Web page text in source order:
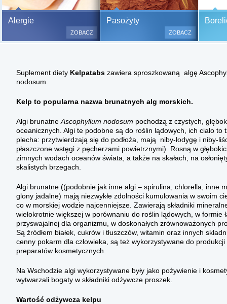
Alergie
Bezbolesne testy alergiczne
500 alergenów oraz zabiegi
odczulające.
bardzo ważne w przypadku
ZOBACZ
Pasożyty
ZOBACZ
Suplement diety Kelpatabs zawiera sproszkowaną algę
nodosum.
Kelp to popularna nazwa brunatnych alg morskich.
Algi brunatne Ascophyllum nodosum pochodzą z czystych,
oceanicznych. Algi te podobne są do roślin lądowych, ich ciało to
plecha: przytwierdzają się do podłoża, mają niby-łodygę i niby-
płaszczone wstęgi z pęcherzami powietrznymi). Rosną w
zimnych wodach oceanów świata, a także na skałach, na
skalistych brzegach.
Algi brunatne ((podobnie jak inne algi – spirulina, chlorella, inne
glony jadalne) mają niezwykłe zdolności kumulowania w swoim
co w morskiej wodzie najcenniejsze. Zawierają składniki
wielokrotnie większej w porównaniu do roślin lądowych, w formie
przyswajalnej dla organizmu, w doskonałych zrównoważonych
Są źródłem białek, cukrów i tłuszczów, witamin oraz innych
cenny pokarm dla człowieka, są też wykorzystywane do
preparatów kosmetycznych.
Na Wschodzie algi wykorzystywane były jako pożywienie i
wytwarzali bogaty w składniki odżywcze proszek.
Wartość odżywcza kelpu